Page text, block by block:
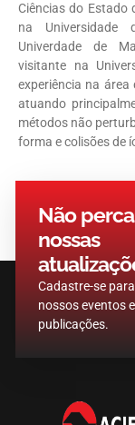
Ciências do Estado
na Universidade
Univerdade de
visitante na
experiência na área
atuando
métodos não
forma e colisões de
Não perca
nossas
Cadastre-se
nossos eventos e
publicações.